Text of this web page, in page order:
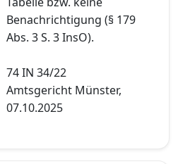
Benachrichtigung (§ 179
Abs. 3 S. 3 InsO).
74 IN 34/22
Amtsgericht Münster,
07.10.2025